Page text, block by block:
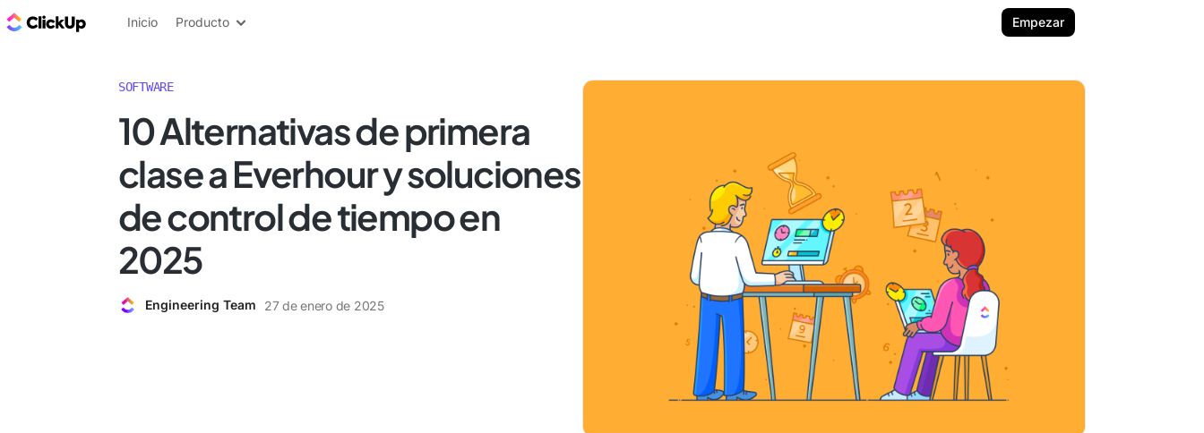
ClickUp Blog
Inicio Producto Empezar
SOFTWARE
10 Alternativas de primera
clase a Everhour y soluciones
de control de tiempo en
2025
Engineering Team 27 de enero de 2025